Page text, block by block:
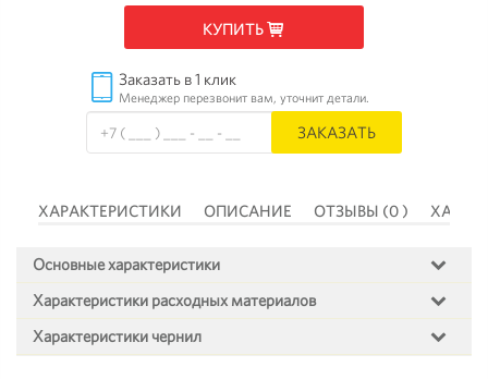
КУПИТЬ
Заказать в 1 клик
Менеджер перезвонит вам, уточнит детали.
ЗАКАЗАТЬ
ХАРАКТЕРИСТИКИ ОПИСАНИЕ ОТЗЫВЫ (0 )
Основные характеристики
Характеристики расходных материалов
Характеристики чернил